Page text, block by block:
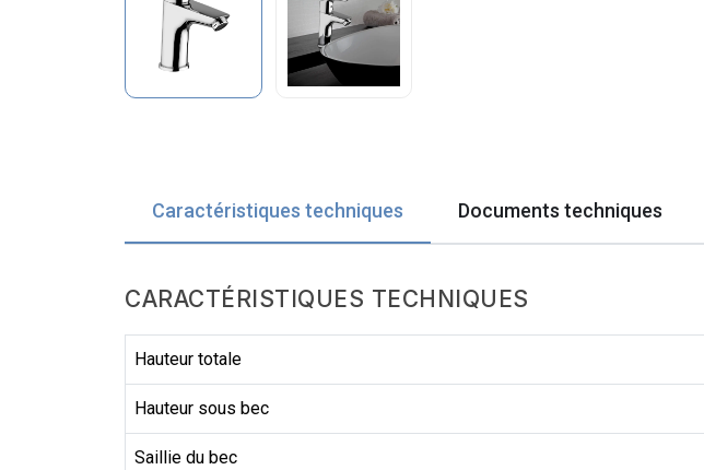
Caractéristiques techniques Documents techniques
CARACTÉRISTIQUES TECHNIQUES
Hauteur totale
Hauteur sous bec
Saillie du bec